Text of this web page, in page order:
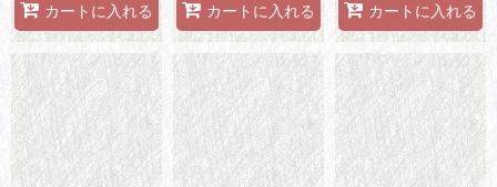
カートに入れる カートに入れる カートに入れる